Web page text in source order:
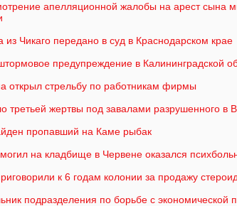
апелляционной жалобы на арест сына
из Чикаго передано в суд в Краснодарском крае
предупреждение в Калининградской
открыл стрельбу по работникам фирмы
третьей жертвы под завалами разрушенного в
пропавший на Каме рыбак
на кладбище в Червене оказался
к 6 годам колонии за продажу
подразделения по борьбе с